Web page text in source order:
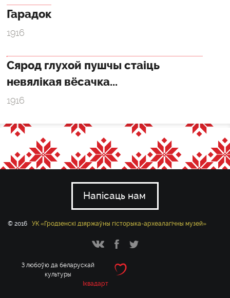
Гарадок
1916
Сярод глухой пушчы стаіць
невялікая вёсачка...
1916
Напісаць нам
© 2016 УК «Гродзенскі дзяржаўны гісторыка-археалагічны музей»
З любоўю да беларускай
культуры
Іквадарт